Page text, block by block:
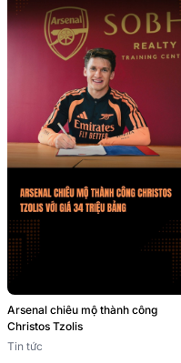
Arsenal chiêu mộ thành công
Christos Tzolis
Tin tức